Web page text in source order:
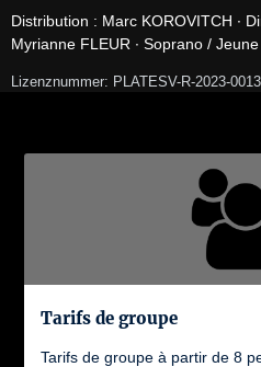
Distribution : Marc KOROVITCH ∙
Myrianne FLEUR ∙ Soprano /
Lizenznummer: PLATESV-R-2023-
Tarifs de groupe
Tarifs de groupe à partir de 8